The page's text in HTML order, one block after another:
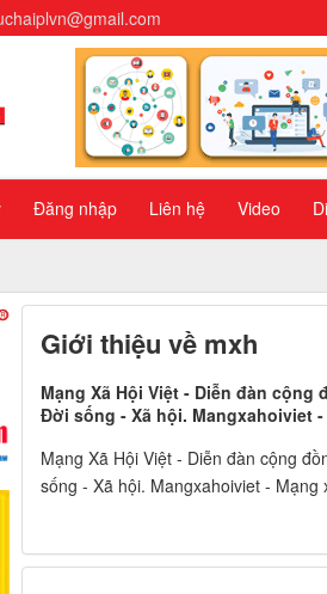
Đăng nhập Liên hệ Video
Giới thiệu về mxh
Mạng Xã Hội Việt - Diễn đàn
Đời sống - Xã hội. Mangxahoiviet
Mạng Xã Hội Việt - Diễn đàn cộng
sống - Xã hội. Mangxahoiviet - Mạng